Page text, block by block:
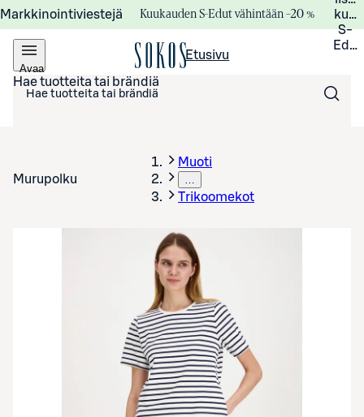
Markkinointiviestejä Kuukauden S-Edut vähintään –20 %
S-
Avaa
valikko
Etusivu
Hae tuotteita tai brändiä
Murupolku
Muoti
…
Trikoomekot
Avaa tuotekuva suurennettuna